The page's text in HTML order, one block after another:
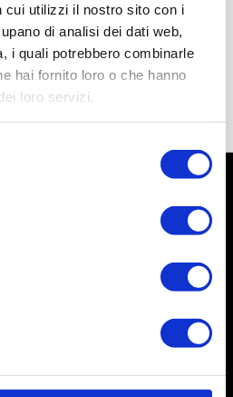
cui utilizzi il nostro sito con i
di analisi dei dati web,
i quali potrebbero combinarle
hai fornito loro o che hanno
loro servizi.